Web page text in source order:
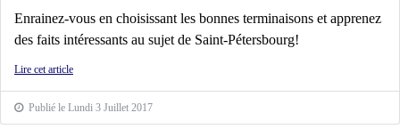
Enrainez-vous en choisissant les bonnes terminaisons et apprenez
des faits intéressants au sujet de Saint-Pétersbourg!
Lire cet article
Publié le Lundi 3 Juillet 2017